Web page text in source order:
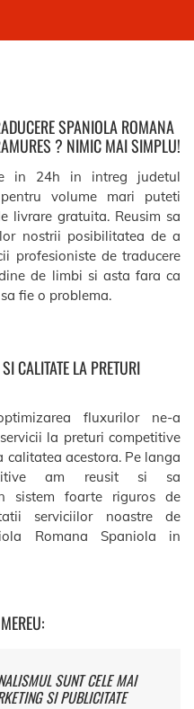
SPANIOLA ROMANA
? NIMIC MAI SIMPLU!
in 24h in intreg judetul
volume mari puteti
livrare gratuita. Reusim sa
nostrii posibilitatea de a
profesioniste de traducere
de limbi si asta fara ca
fie o problema.
CALITATE LA PRETURI
fluxurilor ne-a
la preturi competitive
calitatea acestora. Pe langa
am reusit si sa
sistem foarte riguros de
serviciilor noastre de
Romana Spaniola in
SUNT CELE MAI
SI PUBLICITATE